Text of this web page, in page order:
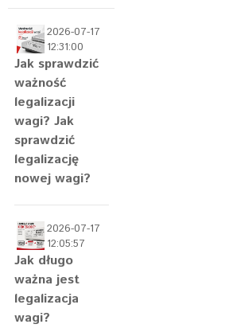
2026-07-17
12:31:00
Jak sprawdzić
ważność
legalizacji
wagi? Jak
sprawdzić
legalizację
nowej wagi?
2026-07-17
12:05:57
Jak długo
ważna jest
legalizacja
wagi?